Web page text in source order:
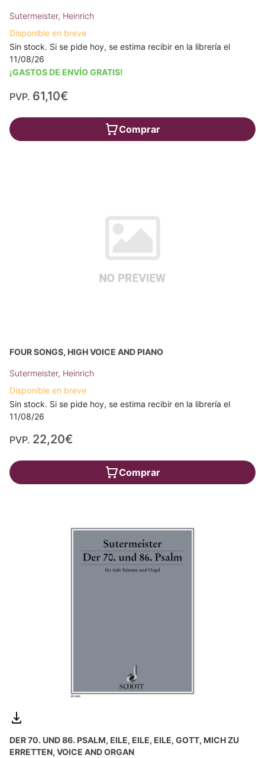
Sutermeister, Heinrich
Disponible en breve
Sin stock. Si se pide hoy, se estima recibir en la librería el
11/08/26
¡GASTOS DE ENVÍO GRATIS!
PVP. 61,10€
Comprar
FOUR SONGS, HIGH VOICE AND PIANO
Sutermeister, Heinrich
Disponible en breve
Sin stock. Si se pide hoy, se estima recibir en la librería el
11/08/26
PVP. 22,20€
Comprar
DER 70. UND 86. PSALM, EILE, EILE, EILE, GOTT, MICH ZU
ERRETTEN, VOICE AND ORGAN